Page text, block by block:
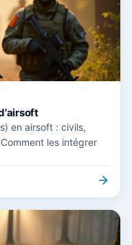
en airsoft : civils,
les intégrer